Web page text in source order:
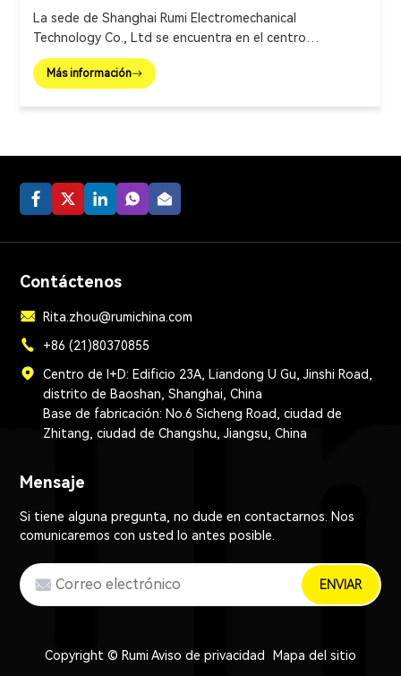
chaqueta
La sede de Shanghai Rumi Electromechanical
Technology Co., Ltd se encuentra en el centro
financiero internacional de Shanghai. Nos enfocamos en
brindar equipos de producción y soluciones integrales
hervidores de reacción, máquinas llenadoras, etc.
Más información
Contáctenos
Rita.zhou@rumichina.com
+86 (21)80370855
Centro de I+D: Edificio 23A, Liandong U Gu, Jinshi Road,
distrito de Baoshan, Shanghai, China
Base de fabricación: No.6 Sicheng Road, ciudad de
Zhitang, ciudad de Changshu, Jiangsu, China
Mensaje
Si tiene alguna pregunta, no dude en contactarnos. Nos
comunicaremos con usted lo antes posible.
ENVIAR
Copyright © Rumi Aviso de privacidad Mapa del sitio